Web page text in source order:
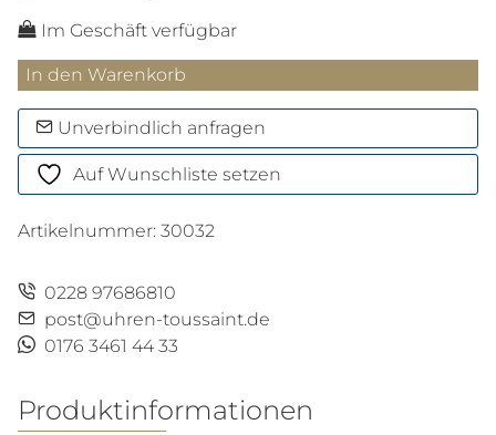
Im Geschäft verfügbar
Kartenetui
5
cc
aus
Extreme
Menge
In den Warenkorb
Unverbindlich anfragen
Auf Wunschliste setzen
Artikelnummer: 30032
0228 97686810
post@uhren-toussaint.de
0176 3461 44 33
Produktinformationen